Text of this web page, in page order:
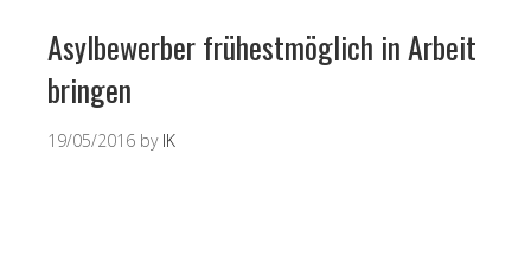
Asylbewerber frühestmöglich in Arbeit
bringen
19/05/2016 by IK